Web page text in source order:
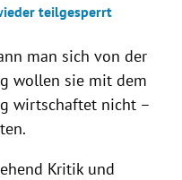
teilgesperrt
man sich von der
wollen sie mit dem
wirtschaftet nicht –
Kritik und